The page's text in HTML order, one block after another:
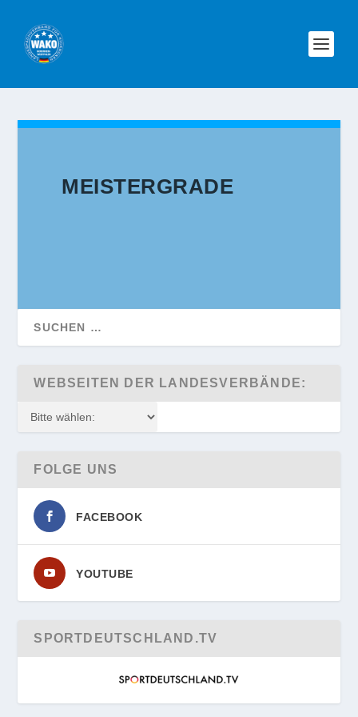
MEISTERGRADE
WEBSEITEN DER LANDESVERBÄNDE:
FOLGE UNS
FACEBOOK
YOUTUBE
SPORTDEUTSCHLAND.TV